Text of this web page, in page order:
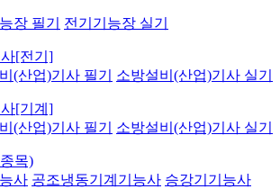
장 필기
전기기능장 실기
[전기]
(산업)기사 필기
소방설비(산업)기사 실기
[기계]
(산업)기사 필기
소방설비(산업)기사 실기
목)
사 공조냉동기계기능사 승강기기능사